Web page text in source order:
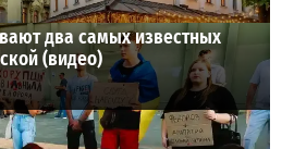
два самых известных
(видео)